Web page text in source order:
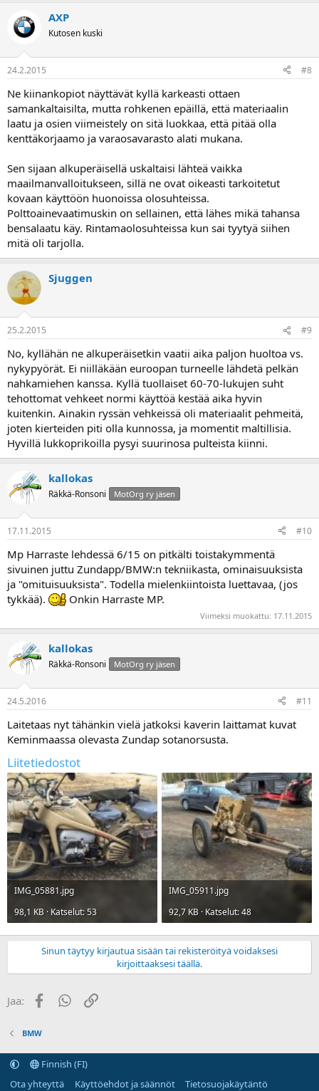
AXP
Kutosen kuski
24.2.2015 #8
Ne kiinankopiot näyttävät kyllä karkeasti ottaen
samankaltaisilta, mutta rohkenen epäillä, että materiaalin
laatu ja osien viimeistely on sitä luokkaa, että pitää olla
kenttäkorjaamo ja varaosavarasto alati mukana.
Sen sijaan alkuperäisellä uskaltaisi lähteä vaikka
maailmanvalloitukseen, sillä ne ovat oikeasti tarkoitetut
kovaan käyttöön huonoissa olosuhteissa.
Polttoainevaatimuskin on sellainen, että lähes mikä tahansa
bensalaatu käy. Rintamaolosuhteissa kun sai tyytyä siihen
mitä oli tarjolla.
Sjuggen
25.2.2015 #9
No, kyllähän ne alkuperäisetkin vaatii aika paljon huoltoa vs.
nykypyörät. Ei niilläkään euroopan turneelle lähdetä pelkän
nahkamiehen kanssa. Kyllä tuollaiset 60-70-lukujen suht
tehottomat vehkeet normi käyttöä kestää aika hyvin
kuitenkin. Ainakin ryssän vehkeissä oli materiaalit pehmeitä,
joten kierteiden piti olla kunnossa, ja momentit maltillisia.
Hyvillä lukkoprikoilla pysyi suurinosa pulteista kiinni.
kallokas
Räkkä-Ronsoni MotOrg ry jäsen
17.11.2015 #10
Mp Harraste lehdessä 6/15 on pitkälti toistakymmentä
sivuinen juttu Zundapp/BMW:n tekniikasta, ominaisuuksista
ja "omituisuuksista". Todella mielenkiintoista luettavaa, (jos
tykkää).
Onkin Harraste MP.
Viimeksi muokattu: 17.11.2015
kallokas
Räkkä-Ronsoni MotOrg ry jäsen
24.5.2016 #11
Laitetaas nyt tähänkin vielä jatkoksi kaverin laittamat kuvat
Keminmaassa olevasta Zundap sotanorsusta.
Liitetiedostot
IMG_05881.jpg
98,1 KB · Katselut: 53
IMG_05911.jpg
92,7 KB · Katselut: 48
Sinun täytyy kirjautua sisään tai rekisteröityä voidaksesi
kirjoittaaksesi täällä.
Jaa: FacebookWhatsApp
Linkki
BMW
Finnish (FI)
Ota yhteyttä
Käyttöehdot ja säännöt
Tietosuojakäytäntö